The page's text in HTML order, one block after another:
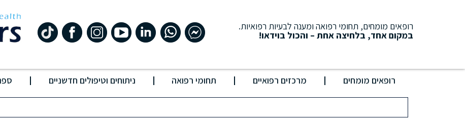
רופאים מומחים, תחומי רפואה ומענה לבעיות רפואיות.
במקום אחד, בלחיצה אחת – והכול בוידאו!
רופאים מומחים מרכזים רפואיים תחומי רפואה ניתוחים וטיפולים חדשניים